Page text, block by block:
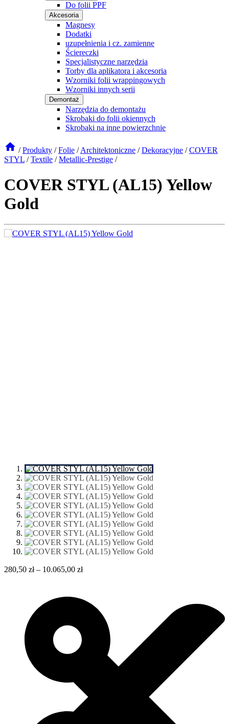
Do folii PPF
Akcesoria
Magnesy
Dodatki
uzupełnienia i cz. zamienne
Ściereczki
Specjalistyczne narzędzia
Torby dla aplikatora i akcesoria
Wzorniki folii wrappingowych
Wzorniki innych serii
Demontaż
Narzędzia do demontażu
Skrobaki do folii okiennych
Skrobaki na inne powierzchnie
/ Produkty / Folie / Architektoniczne / Dekoracyjne / COVER
STYL / Textile / Metallic-Prestige /
COVER STYL (AL15) Yellow
Gold
280,50 zł– 10.065,00 zł